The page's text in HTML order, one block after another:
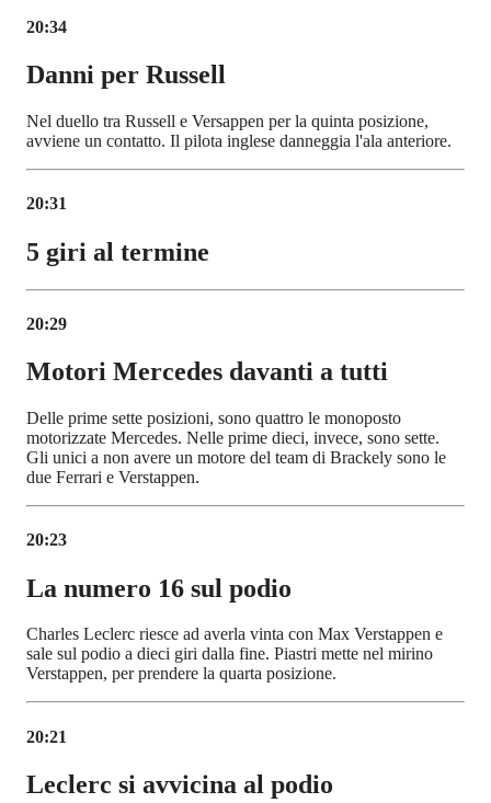
20:34
Danni per Russell
Nel duello tra Russell e Versappen per la quinta posizione,
avviene un contatto. Il pilota inglese danneggia l'ala anteriore.
20:31
5 giri al termine
20:29
Motori Mercedes davanti a tutti
Delle prime sette posizioni, sono quattro le monoposto
motorizzate Mercedes. Nelle prime dieci, invece, sono sette.
Gli unici a non avere un motore del team di Brackely sono le
due Ferrari e Verstappen.
20:23
La numero 16 sul podio
Charles Leclerc riesce ad averla vinta con Max Verstappen e
sale sul podio a dieci giri dalla fine. Piastri mette nel mirino
Verstappen, per prendere la quarta posizione.
20:21
Leclerc si avvicina al podio